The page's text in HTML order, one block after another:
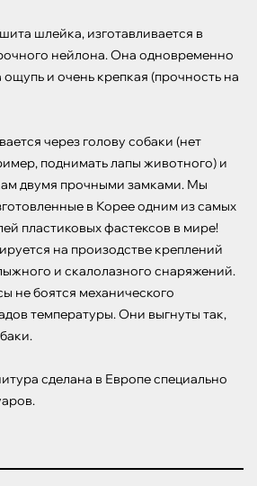
шлейка, изготавливается в
нейлона. Она одновременно
ощупь и очень крепкая (прочность на
через голову собаки (нет
поднимать лапы животного) и
двумя прочными замками. Мы
в Корее одним из самых
пластиковых фастексов в мире!
на произодстве креплений
и скалолазного снаряжений.
не боятся механического
температуры. Они выгнуты так,
сделана в Европе специально